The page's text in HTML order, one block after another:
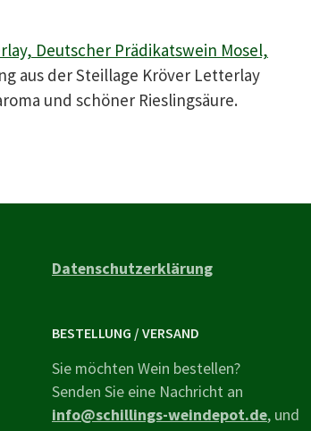
Deutscher Prädikatswein Mosel,
aus der Steillage Kröver Letterlay
und schöner Rieslingsäure.
Datenschutzerklärung
BESTELLUNG / VERSAND
Sie möchten Wein bestellen?
Senden Sie eine Nachricht an
info@schillings-weindepot.de, und